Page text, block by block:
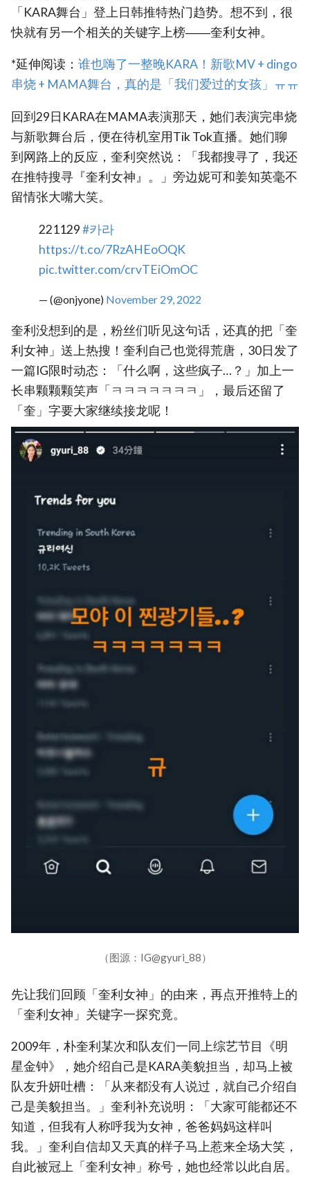
「KARA舞台」登上日韩推特热门趋势。想不到，很
快就有另一个相关的关键字上榜――奎利女神。
*延伸阅读： ‎谁也嗨了一整晚KARA！新歌MV + dingo
串烧 + MAMA舞台，真的是「我们爱过的女孩」ㅠㅠ‎
回到29日KARA在MAMA表演那天，她们表演完串烧
与新歌舞台后，便在待机室用Tik Tok直播。她们聊
到网路上的反应，奎利突然说：「我都搜寻了，我还
在推特搜寻『奎利女神』。」旁边妮可和姜知英毫不
留情张大嘴大笑。
221129#카라
https://t.co/7RzAHEoOQK
pic.twitter.com/crvTEiOmOC
— (@onjyone) November 29, 2022
奎利没想到的是，粉丝们听见这句话，还真的把「奎
利女神」送上热搜！奎利自己也觉得荒唐，30日发了
一篇IG限时动态：「什么啊，这些疯子…？」加上一
长串颗颗颗笑声「ㅋㅋㅋㅋㅋㅋㅋ」，最后还留了
「奎」字要大家继续接龙呢！
（图源：IG@gyuri_88）
先让我们回顾「奎利女神」的由来，再点开推特上的
「奎利女神」关键字一探究竟。
2009年，朴奎利某次和队友们一同上综艺节目《明
星金钟》，她介绍自己是KARA美貌担当，却马上被
队友升妍吐槽：「从来都没有人说过，就自己介绍自
己是美貌担当。」奎利补充说明：「大家可能都还不
知道，但我有人称呼我为女神，爸爸妈妈这样叫
我。」奎利自信却又天真的样子马上惹来全场大笑，
自此被冠上「奎利女神」称号，她也经常以此自居。